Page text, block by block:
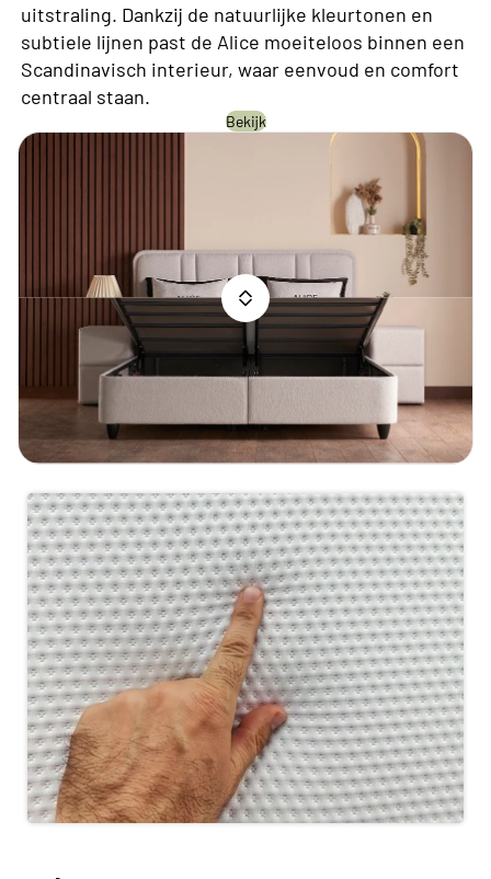
uitstraling. Dankzij de natuurlijke kleurtonen en
subtiele lijnen past de Alice moeiteloos binnen een
Scandinavisch interieur, waar eenvoud en comfort
centraal staan.
Bekijk